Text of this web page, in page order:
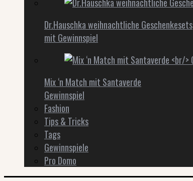
Dr.Hauschka weihnachtliche Geschenkesets
mit Gewinnspiel
Mix ‘n Match mit Santaverde
Gewinnspiel
Fashion
Tips & Tricks
Tags
Gewinnspiele
Pro Domo